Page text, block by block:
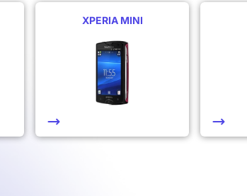
XPERIA MINI